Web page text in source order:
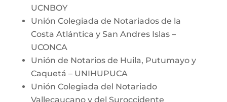
UCNBOY
Unión Colegiada de Notariados de la
Costa Atlántica y San Andres Islas –
UCONCA
Unión de Notarios de Huila, Putumayo y
Caquetá – UNIHUPUCA
Unión Colegiada del Notariado
Vallecaucano y del Suroccidente